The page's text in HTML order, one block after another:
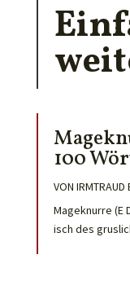
100
VON IRMTRAUD
Mageknurre (E
isch des